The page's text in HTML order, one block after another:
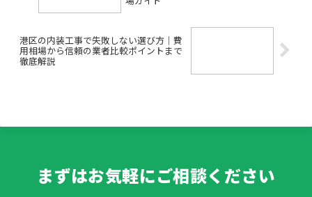
港区の内装工事で失敗しない選び方｜費
用相場から信頼の業者比較ポイントまで
徹底解説
まずはお気軽にご相談ください